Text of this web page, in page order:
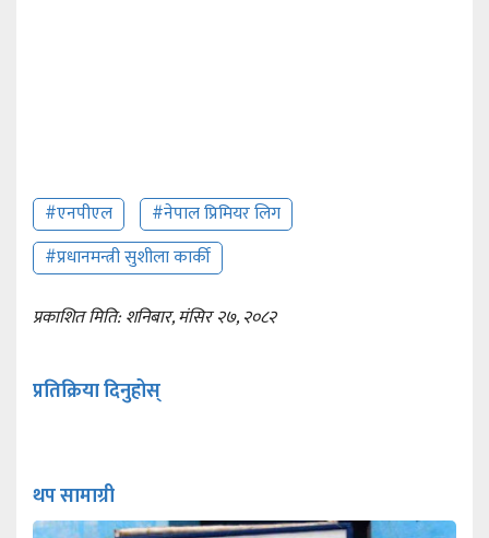
#एनपीएल
#नेपाल प्रिमियर लिग
#प्रधानमन्त्री सुशीला कार्की
प्रकाशित मिति: शनिबार, मंसिर २७, २०८२
प्रतिक्रिया दिनुहोस्
थप सामाग्री